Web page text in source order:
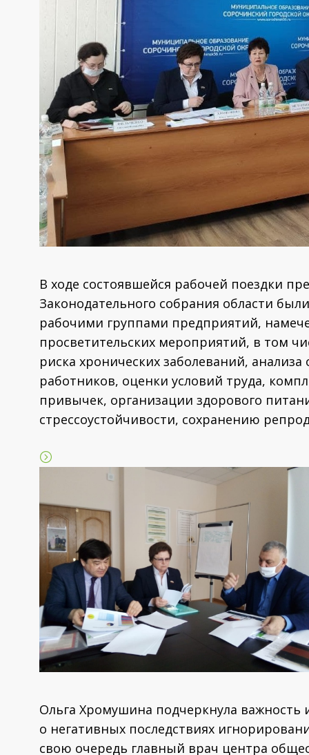
В ходе состоявшейся рабочей поездки
Законодательного собрания области
рабочими группами предприятий,
просветительских мероприятий, в том
риска хронических заболеваний,
работников, оценки условий труда,
привычек, организации здорового
стрессоустойчивости, сохранению
Ольга Хромушина подчеркнула
о негативных последствиях
свою очередь главный врач центра